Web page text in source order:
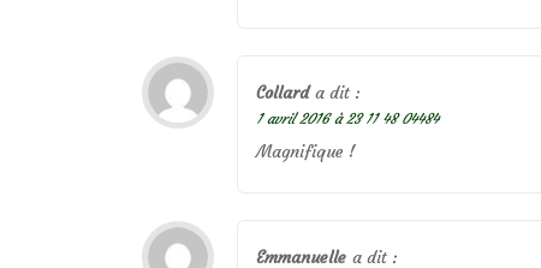
Collard a dit :
1 avril 2016 à 23 11 48 04484
Magnifique !
Emmanuelle a dit :